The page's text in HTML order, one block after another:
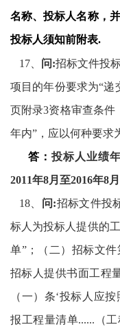
名称、投标人名称，
投标人须知前附表.
17 问:招标文件投
项目的年份要求为“递
页附录3资格审查条件
年内”，应以何种要求
答： 投标人业绩
2011年8月至2016年8月
18
问:招标文件投
标人为投标人提供的
单”；（二）招标文件
招标人提供书面工程
（一）条‘投标人应
报工程量清单...... （